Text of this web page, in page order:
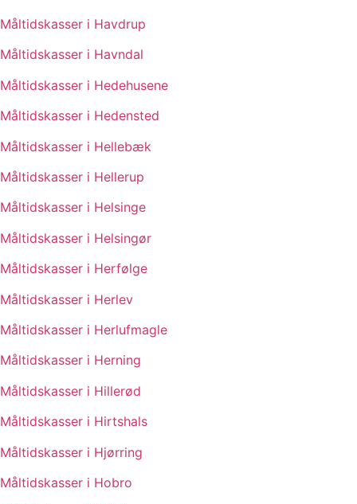
Måltidskasser i Havdrup
Måltidskasser i Havndal
Måltidskasser i Hedehusene
Måltidskasser i Hedensted
Måltidskasser i Hellebæk
Måltidskasser i Hellerup
Måltidskasser i Helsinge
Måltidskasser i Helsingør
Måltidskasser i Herfølge
Måltidskasser i Herlev
Måltidskasser i Herlufmagle
Måltidskasser i Herning
Måltidskasser i Hillerød
Måltidskasser i Hirtshals
Måltidskasser i Hjørring
Måltidskasser i Hobro